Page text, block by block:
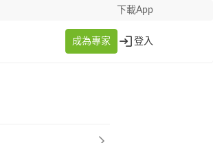
下載App
成為專家 登入